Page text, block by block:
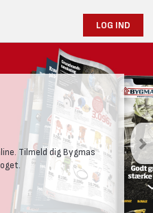
LOG IND
Tilmeld dig Bygmas